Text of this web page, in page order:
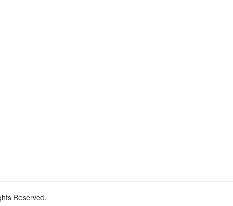
Reserved.